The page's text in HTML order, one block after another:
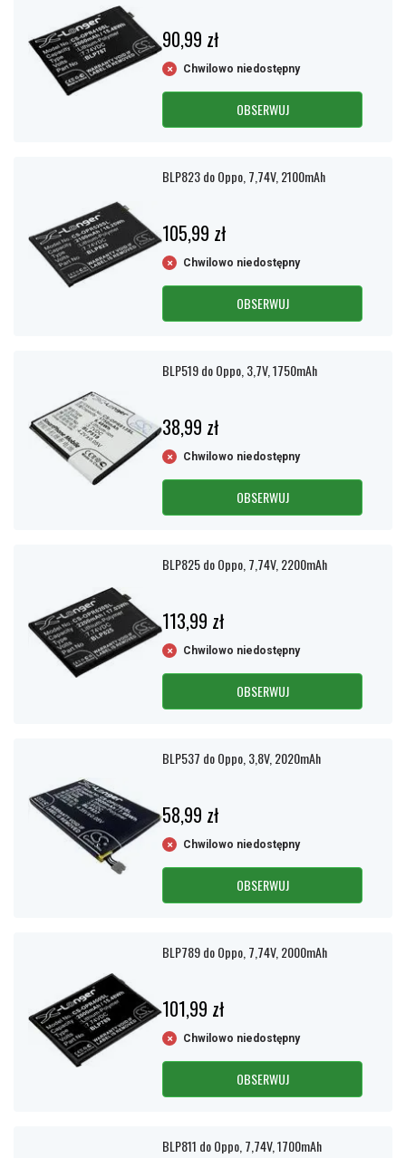
90,99 zł
Chwilowo niedostępny
OBSERWUJ
BLP823 do Oppo, 7,74V, 2100mAh
105,99 zł
Chwilowo niedostępny
OBSERWUJ
BLP519 do Oppo, 3,7V, 1750mAh
38,99 zł
Chwilowo niedostępny
OBSERWUJ
BLP825 do Oppo, 7,74V, 2200mAh
113,99 zł
Chwilowo niedostępny
OBSERWUJ
BLP537 do Oppo, 3,8V, 2020mAh
58,99 zł
Chwilowo niedostępny
OBSERWUJ
BLP789 do Oppo, 7,74V, 2000mAh
101,99 zł
Chwilowo niedostępny
OBSERWUJ
BLP811 do Oppo, 7,74V, 1700mAh